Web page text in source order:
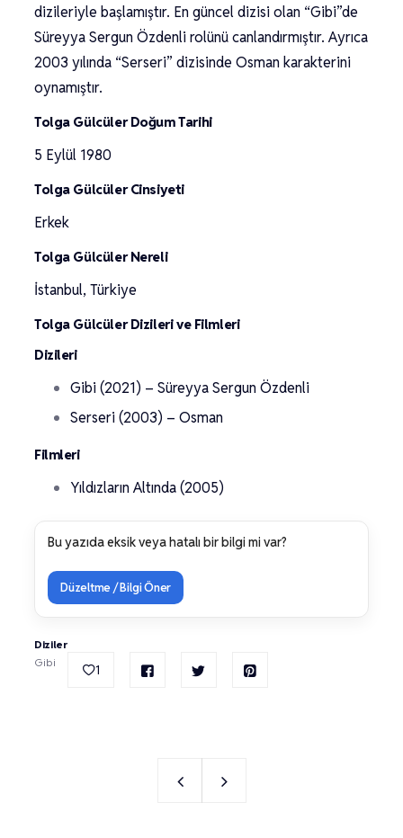
dizileriyle başlamıştır. En güncel dizisi olan “Gibi”de
Süreyya Sergun Özdenli rolünü canlandırmıştır. Ayrıca
2003 yılında “Serseri” dizisinde Osman karakterini
oynamıştır.
Tolga Gülcüler Doğum Tarihi
5 Eylül 1980
Tolga Gülcüler Cinsiyeti
Erkek
Tolga Gülcüler Nereli
İstanbul, Türkiye
Tolga Gülcüler Dizileri ve Filmleri
Dizileri
Gibi (2021) – Süreyya Sergun Özdenli
Serseri (2003) – Osman
Filmleri
Yıldızların Altında (2005)
Bu yazıda eksik veya hatalı bir bilgi mi var?
Düzeltme / Bilgi Öner
Diziler
Gibi
1